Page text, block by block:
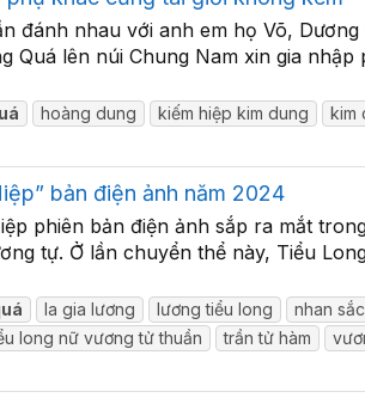
đánh nhau với anh em họ Võ,
Quá lên núi Chung Nam xin gia
hoàng dung kiếm hiệp kim dung kim
bản điện ảnh năm 2024
phiên bản điện ảnh sắp ra mắt
tự. Ở lần chuyển thể này, Tiểu
la gia lương lương tiểu long nhan
long nữ vương tử thuần trần tử hàm